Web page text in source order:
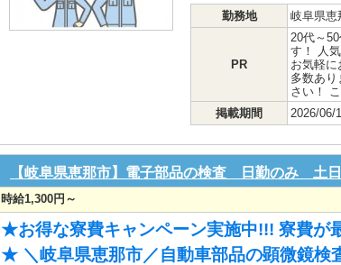
勤務地 岐阜県恵
PR
20代～
す！ 人
お気軽
多数あ
さい！
掲載期間
2026/06/
【岐阜県恵那市】電子部品の検査 日勤のみ 土
時給1,300円～
★お得な寮費キャンペーン実施中!!! 寮費が
★ ＼岐阜県恵那市／自動車部品の顕微鏡